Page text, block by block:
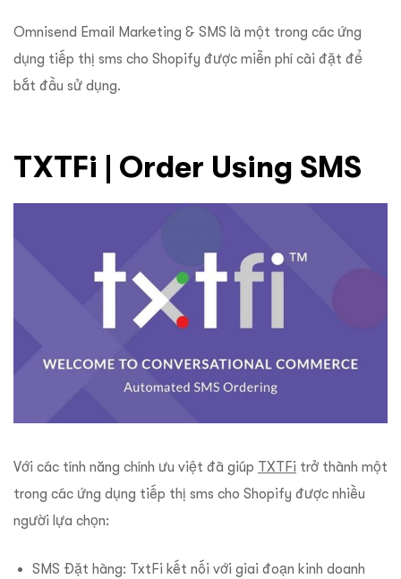
Omnisend Email Marketing & SMS là một trong các ứng
dụng tiếp thị sms cho Shopify được miễn phí cài đặt để
bắt đầu sử dụng.
TXTFi | Order Using SMS
Với các tính năng chính ưu việt đã giúp TXTFi trở thành một
trong các ứng dụng tiếp thị sms cho Shopify được nhiều
người lựa chọn:
SMS Đặt hàng: TxtFi kết nối với giai đoạn kinh doanh